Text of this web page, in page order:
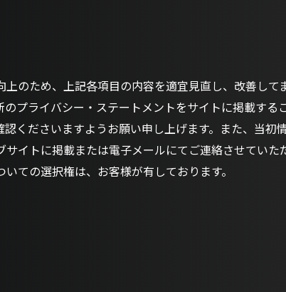
のため、上記各項目の内容を適宜見直し、改善し
プライバシー・ステートメントをサイトに掲載す
くださいますようお願い申し上げます。また、当
イトに掲載または電子メールにてご連絡させてい
ての選択権は、お客様が有しております。